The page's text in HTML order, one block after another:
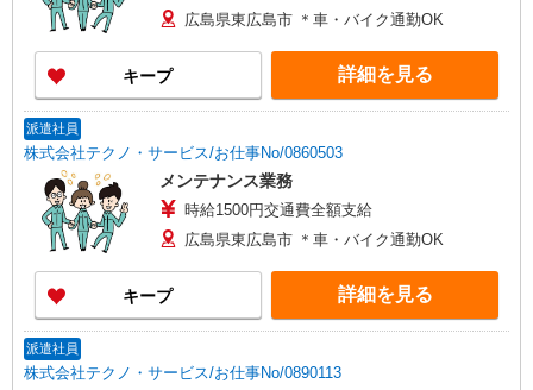
広島県東広島市 ＊車・バイク通勤OK
キープ 詳細を見る
派遣社員
株式会社テクノ・サービス/お仕事No/0860503
メンテナンス業務
時給1500円交通費全額支給
広島県東広島市 ＊車・バイク通勤OK
キープ 詳細を見る
派遣社員
株式会社テクノ・サービス/お仕事No/0890113